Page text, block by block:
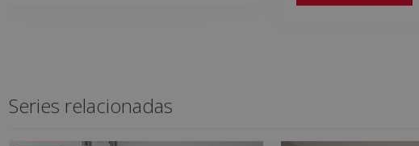
Series relacionadas